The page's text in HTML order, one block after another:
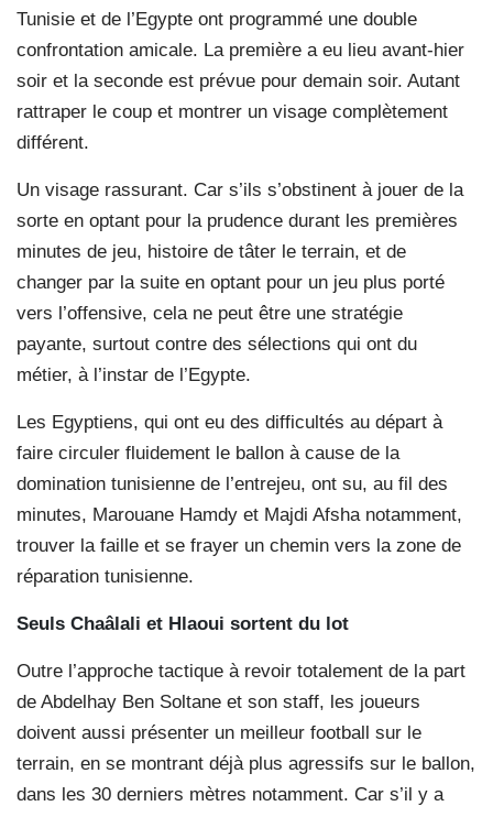
Tunisie et de l’Egypte ont programmé une double
confrontation amicale. La première a eu lieu avant-hier
soir et la seconde est prévue pour demain soir. Autant
rattraper le coup et montrer un visage complètement
différent.
Un visage rassurant. Car s’ils s’obstinent à jouer de la
sorte en optant pour la prudence durant les premières
minutes de jeu, histoire de tâter le terrain, et de
changer par la suite en optant pour un jeu plus porté
vers l’offensive, cela ne peut être une stratégie
payante, surtout contre des sélections qui ont du
métier, à l’instar de l’Egypte.
Les Egyptiens, qui ont eu des difficultés au départ à
faire circuler fluidement le ballon à cause de la
domination tunisienne de l’entrejeu, ont su, au fil des
minutes, Marouane Hamdy et Majdi Afsha notamment,
trouver la faille et se frayer un chemin vers la zone de
réparation tunisienne.
Seuls Chaâlali et Hlaoui sortent du lot
Outre l’approche tactique à revoir totalement de la part
de Abdelhay Ben Soltane et son staff, les joueurs
doivent aussi présenter un meilleur football sur le
terrain, en se montrant déjà plus agressifs sur le ballon,
dans les 30 derniers mètres notamment. Car s’il y a